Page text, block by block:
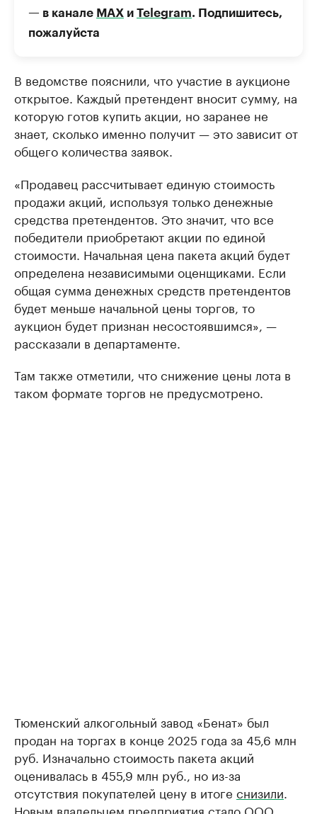
— в канале МАХ и Telegram. Подпишитесь,
пожалуйста
В ведомстве пояснили, что участие в аукционе
открытое. Каждый претендент вносит сумму, на
которую готов купить акции, но заранее не
знает, сколько именно получит — это зависит от
общего количества заявок.
«Продавец рассчитывает единую стоимость
продажи акций, используя только денежные
средства претендентов. Это значит, что все
победители приобретают акции по единой
стоимости. Начальная цена пакета акций будет
определена независимыми оценщиками. Если
общая сумма денежных средств претендентов
будет меньше начальной цены торгов, то
аукцион будет признан несостоявшимся», —
рассказали в департаменте.
Там также отметили, что снижение цены лота в
таком формате торгов не предусмотрено.
Тюменский алкогольный завод «Бенат» был
продан на торгах в конце 2025 года за 45,6 млн
руб. Изначально стоимость пакета акций
оценивалась в 455,9 млн руб., но из-за
отсутствия покупателей цену в итоге снизили
Новым владельцем предприятия стало ООО